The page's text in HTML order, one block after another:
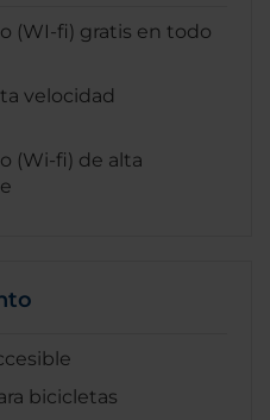
(WI-fi) gratis en todo
velocidad
(Wi-fi) de alta
bicicletas